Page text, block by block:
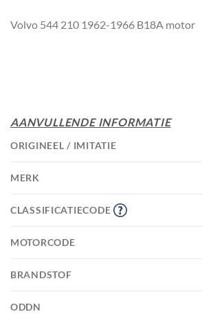
Volvo 544 210 1962-1966 B18A motor
AANVULLENDE INFORMATIE
ORIGINEEL / IMITATIE
MERK
CLASSIFICATIECODE
MOTORCODE
BRANDSTOF
ODDN